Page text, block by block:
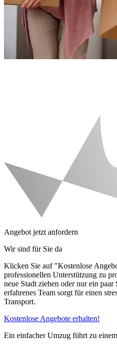
Angebot jetzt anfordern
Wir sind für Sie da
Klicken Sie auf "Kostenlose
professionellen Unterstützung zu
neue Stadt ziehen oder nur ein paar
erfahrenes Team sorgt für einen
Transport.
Kostenlose Angebote erhalten!
Ein einfacher Umzug führt zu